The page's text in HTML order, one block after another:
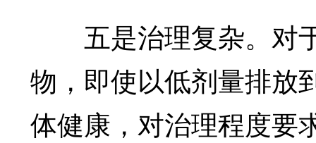
五是治理复杂。对
物，即使以低剂量排放
体健康，对治理程度要